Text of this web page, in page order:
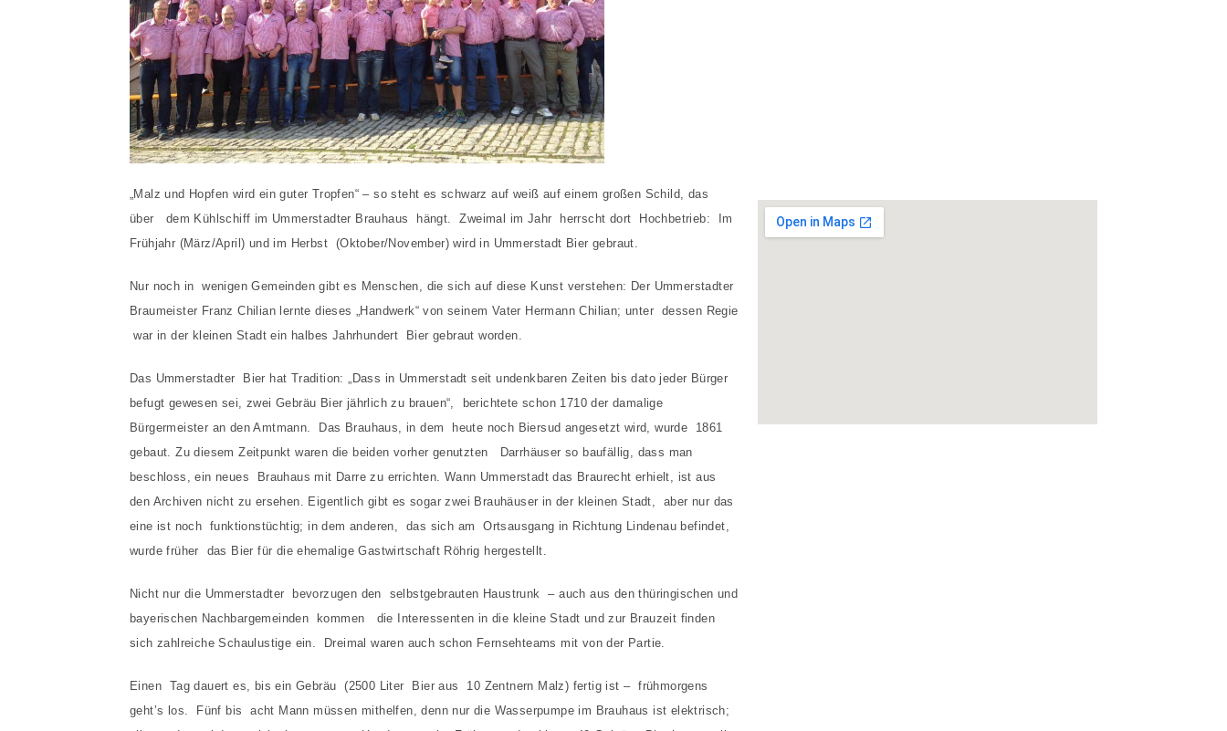
„Malz und Hopfen wird ein guter Tropfen“ – so steht es schwarz auf weiß auf einem großen Schild, das
über dem Kühlschiff im Ummerstadter Brauhaus hängt. Zweimal im Jahr herrscht dort Hochbetrieb: Im
Frühjahr (März/April) und im Herbst (Oktober/November) wird in Ummerstadt Bier gebraut.
Nur noch in wenigen Gemeinden gibt es Menschen, die sich auf diese Kunst verstehen: Der Ummerstadter
Braumeister Franz Chilian lernte dieses „Handwerk“ von seinem Vater Hermann Chilian; unter dessen Regie
war in der kleinen Stadt ein halbes Jahrhundert Bier gebraut worden.
Das Ummerstadter Bier hat Tradition: „Dass in Ummerstadt seit undenkbaren Zeiten bis dato jeder Bürger
befugt gewesen sei, zwei Gebräu Bier jährlich zu brauen“, berichtete schon 1710 der damalige
Bürgermeister an den Amtmann. Das Brauhaus, in dem heute noch Biersud angesetzt wird, wurde 1861
gebaut. Zu diesem Zeitpunkt waren die beiden vorher genutzten Darrhäuser so baufällig, dass man
beschloss, ein neues Brauhaus mit Darre zu errichten. Wann Ummerstadt das Braurecht erhielt, ist aus
den Archiven nicht zu ersehen. Eigentlich gibt es sogar zwei Brauhäuser in der kleinen Stadt, aber nur das
eine ist noch funktionstüchtig; in dem anderen, das sich am Ortsausgang in Richtung Lindenau befindet,
wurde früher das Bier für die ehemalige Gastwirtschaft Röhrig hergestellt.
Nicht nur die Ummerstadter bevorzugen den selbstgebrauten Haustrunk – auch aus den thüringischen und
bayerischen Nachbargemeinden kommen die Interessenten in die kleine Stadt und zur Brauzeit finden
sich zahlreiche Schaulustige ein. Dreimal waren auch schon Fernsehteams mit von der Partie.
Einen Tag dauert es, bis ein Gebräu (2500 Liter Bier aus 10 Zentnern Malz) fertig ist – frühmorgens
geht’s los. Fünf bis acht Mann müssen mithelfen, denn nur die Wasserpumpe im Brauhaus ist elektrisch;